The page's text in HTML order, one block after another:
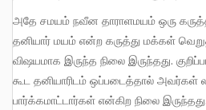
அதே சமயம் நவீன தாராளமயம் ஒரு கருத்தியலோடு தான் வந்தது.
தனியார் மயம் என்ற கருத்து மக்கள்
விஷயமாக இருந்த நிலை இருந்தது.
கூட தனியாரிடம் ஒப்படைத்தால் அவர்கள்
பார்க்கமாட்டார்கள் என்கிற நிலை